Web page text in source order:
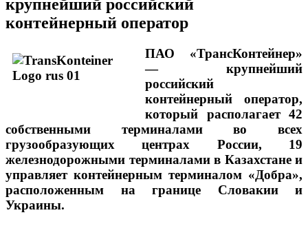
крупнейший российский
контейнерный оператор
ПАО «ТрансКонтейнер»
— крупнейший
российский
контейнерный оператор,
который располагает 42
собственными терминалами во всех
грузообразующих центрах России, 19
железнодорожными терминалами в Казахстане и
управляет контейнерным терминалом «Добра»,
расположенным на границе Словакии и
Украины.